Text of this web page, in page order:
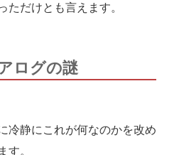
ただけとも言えます。
ログの謎
冷静にこれが何なのかを改め
す。